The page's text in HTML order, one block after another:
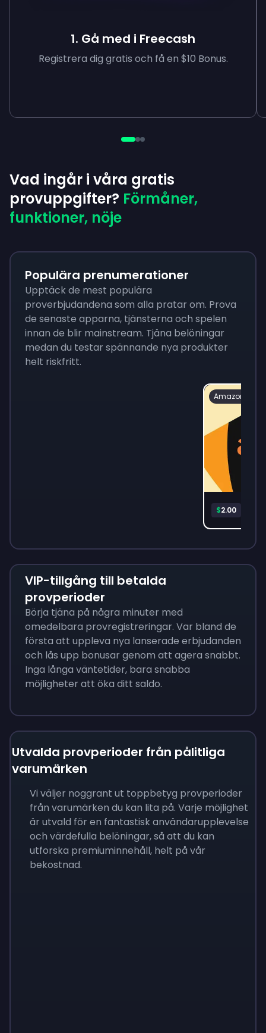
1. Gå med i Freecash
Registrera dig gratis och få en $10 Bonus.
Vad ingår i våra gratis
provuppgifter? Förmåner,
funktioner, nöje
Populära prenumerationer
Upptäck de mest populära
proverbjudandena som alla pratar om. Prova
de senaste apparna, tjänsterna och spelen
innan de blir mainstream. Tjäna belöningar
medan du testar spännande nya produkter
helt riskfritt.
Amazon
$2.00
VIP-tillgång till betalda
provperioder
Börja tjäna på några minuter med
omedelbara provregistreringar. Var bland de
första att uppleva nya lanserade erbjudanden
och lås upp bonusar genom att agera snabbt.
Inga långa väntetider, bara snabba
möjligheter att öka ditt saldo.
Utvalda provperioder från pålitliga
varumärken
Vi väljer noggrant ut toppbetyg provperioder
från varumärken du kan lita på. Varje möjlighet
är utvald för en fantastisk användarupplevelse
och värdefulla belöningar, så att du kan
utforska premiuminnehåll, helt på vår
bekostnad.